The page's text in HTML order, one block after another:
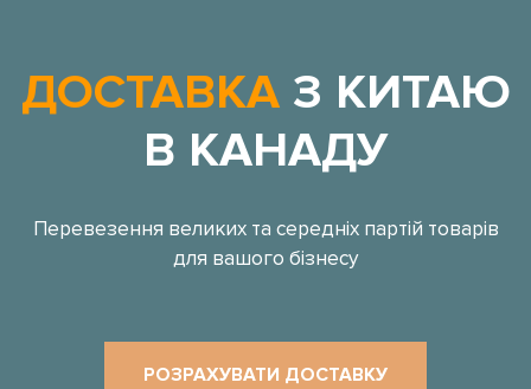
ДОСТАВКАЗ КИТАЮ
В КАНАДУ
Перевезення великих та середніх партій товарів
для вашого бізнесу
РОЗРАХУВАТИ ДОСТАВКУ